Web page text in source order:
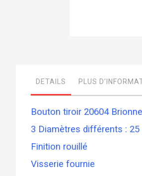
images
DETAILS
Bouton tiroir 20604
3 Diamètres différents :
Finition rouillé
Visserie fournie
PLUS